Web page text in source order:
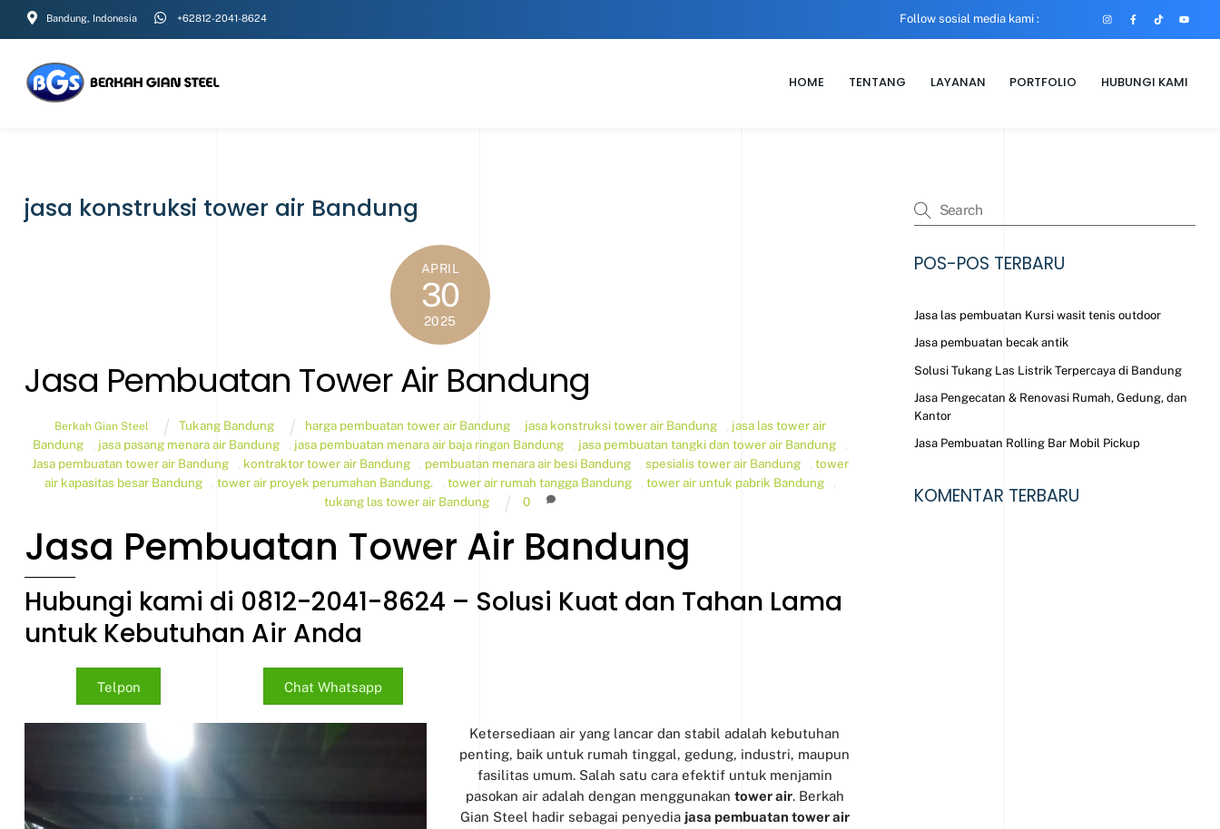
Bandung, Indonesia +62812-2041-8624 Follow sosial media kami :
HOME TENTANG LAYANAN PORTFOLIO HUBUNGI KAMI
jasa konstruksi tower air Bandung
APRIL
30
2025
Jasa Pembuatan Tower Air Bandung
Berkah Gian Steel Tukang Bandung harga pembuatan tower air Bandung jasa konstruksi tower air Bandung
jasa las tower air
Bandung
jasa pasang menara air Bandung jasa pembuatan menara air baja ringan Bandung jasa pembuatan tangki dan tower air Bandung
Jasa pembuatan tower air Bandung
kontraktor tower air Bandung pembuatan menara air besi Bandung spesialis tower air Bandung
tower
air kapasitas besar Bandung
tower air proyek perumahan Bandung. tower air rumah tangga Bandung tower air untuk pabrik Bandung
tukang las tower air Bandung
0
Jasa Pembuatan Tower Air Bandung
Hubungi kami di 0812-2041-8624 – Solusi Kuat dan Tahan Lama
untuk Kebutuhan Air Anda
Telpon Chat Whatsapp
Ketersediaan air yang lancar dan stabil adalah kebutuhan
penting, baik untuk rumah tinggal, gedung, industri, maupun
fasilitas umum. Salah satu cara efektif untuk menjamin
pasokan air adalah dengan menggunakan tower air. Berkah
Gian Steel hadir sebagai penyedia jasa pembuatan tower air
POS-POS TERBARU
Jasa las pembuatan Kursi wasit tenis outdoor
Jasa pembuatan becak antik
Solusi Tukang Las Listrik Terpercaya di Bandung
Jasa Pengecatan & Renovasi Rumah, Gedung, dan
Kantor
Jasa Pembuatan Rolling Bar Mobil Pickup
KOMENTAR TERBARU